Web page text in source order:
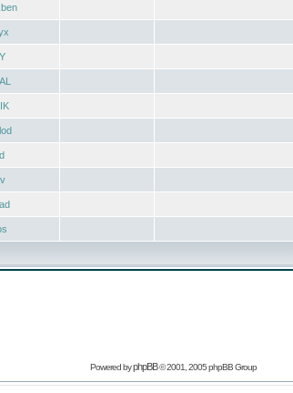
Powered byphpBB© 2001, 2005 phpBB Group